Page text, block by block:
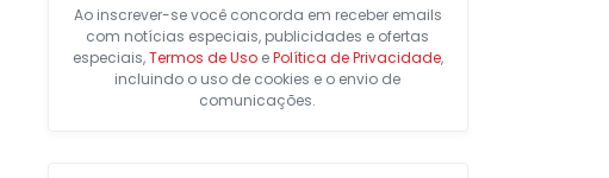
Ao inscrever-se você concorda em receber emails
com notícias especiais, publicidades e ofertas
especiais,Termos de UsoePolítica de Privacidade,
incluindo o uso de cookies e o envio de
comunicações.